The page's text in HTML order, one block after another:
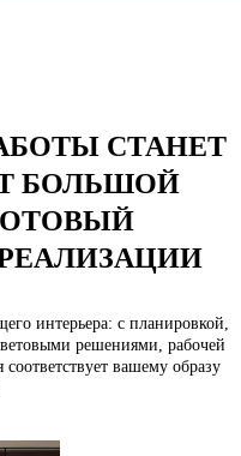
СТАНЕТ
БОЛЬШОЙ
интерьера: с планировкой,
решениями, рабочей
вашему образу